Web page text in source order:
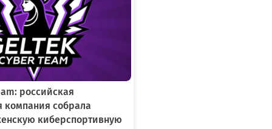
российская
компания собрала
киберспортивную